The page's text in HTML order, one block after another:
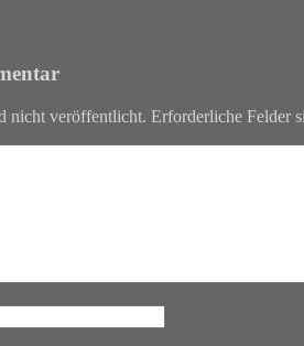
nicht veröffentlicht. Erforderliche Felder